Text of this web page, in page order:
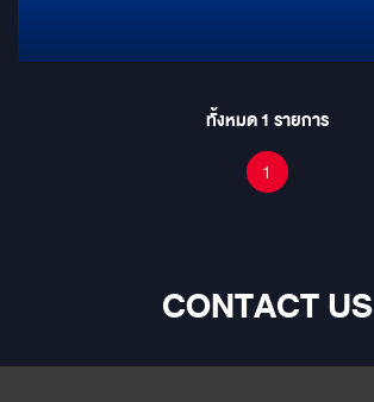
ทั้งหมด1 รายการ
1
CONTACT US